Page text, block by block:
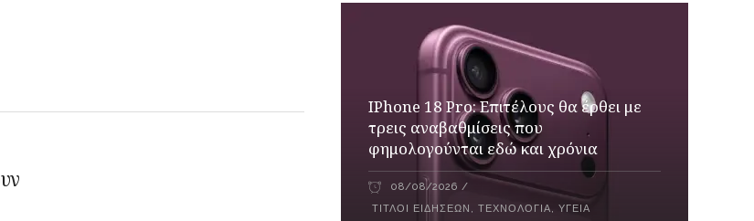
IPhone 18 Pro: Επιτέλους θα έρθει με
τρεις αναβαθμίσεις που
φημολογούνται εδώ και χρόνια
08/08/2026
ΤΊΤΛΟΙ ΕΙΔΉΣΕΩΝ ,ΤΕΧΝΟΛΟΓΊΑ,ΥΓΕΊΑ